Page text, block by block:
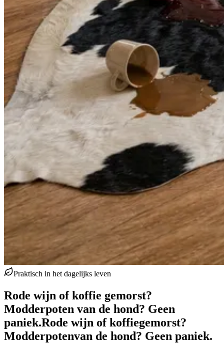
Praktisch in het dagelijks leven
Rode wijn of koffie gemorst?
Modderpoten van de hond? Geen
paniek.Rode wijn of koffiegemorst?
Modderpotenvan de hond? Geen paniek.